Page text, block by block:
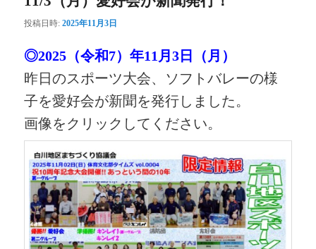
投稿日時:2025年11月3日
◎2025（令和7）年11月3日（月）
昨日のスポーツ大会、ソフトバレーの様
子を愛好会が新聞を発行しました。
画像をクリックしてください。